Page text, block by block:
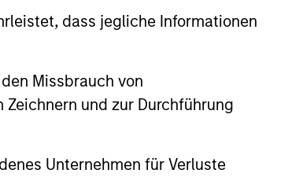
dass jegliche Informationen
Missbrauch von
und zur Durchführung
Unternehmen für Verluste